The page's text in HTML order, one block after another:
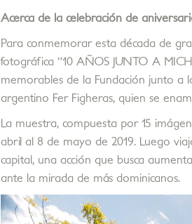
Acerca de la celebración de
Para conmemorar esta década de
fotográfica “10 AÑOS JUNTO A
memorables de la Fundación junto a
argentino Fer Figheras, quien se
La muestra, compuesta por 15
abril al 8 de mayo de 2019. Luego
capital, una acción que busca
ante la mirada de más dominicanos.